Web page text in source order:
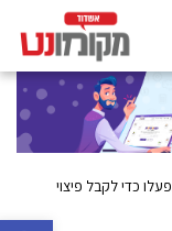
כדי לקבל פיצוי